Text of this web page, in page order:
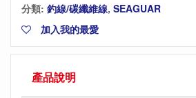
分類: 釣線/碳纖維線, SEAGUAR
加入我的最愛
產品說明